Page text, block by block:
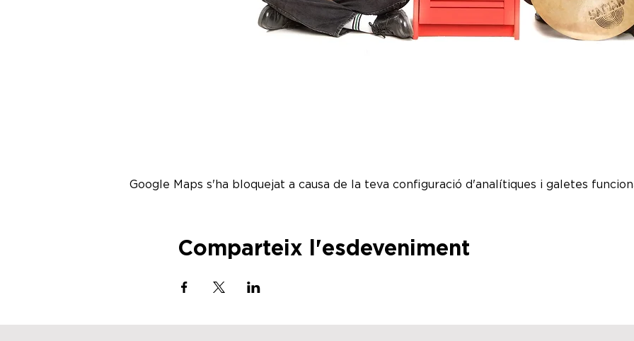
Google Maps s'ha bloquejat a causa de la teva configuració d'analítiques i galetes
Comparteix l'esdeveniment